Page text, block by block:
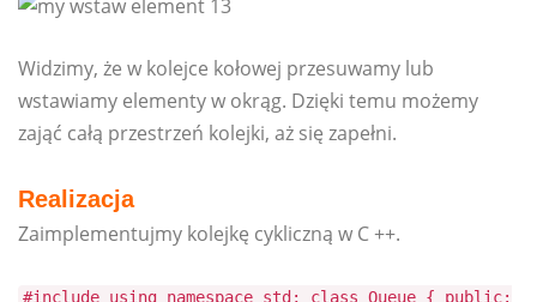
Widzimy, że w kolejce kołowej przesuwamy lub
wstawiamy elementy w okrąg. Dzięki temu możemy
zająć całą przestrzeń kolejki, aż się zapełni.
Realizacja
Zaimplementujmy kolejkę cykliczną w C ++.
#include using namespace std; class Queue { public: